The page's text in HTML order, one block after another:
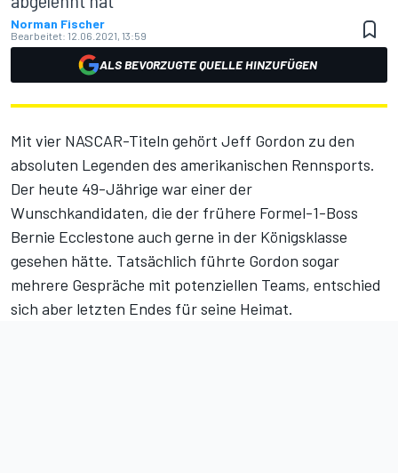
Norman Fischer
Bearbeitet: 12.06.2021, 13:59
ALS BEVORZUGTE QUELLE HINZUFÜGEN
Mit vier NASCAR-Titeln gehört Jeff Gordon zu den
absoluten Legenden des amerikanischen Rennsports.
Der heute 49-Jährige war einer der
Wunschkandidaten, die der frühere Formel-1-Boss
Bernie Ecclestone auch gerne in der Königsklasse
gesehen hätte. Tatsächlich führte Gordon sogar
mehrere Gespräche mit potenziellen Teams, entschied
sich aber letzten Endes für seine Heimat.